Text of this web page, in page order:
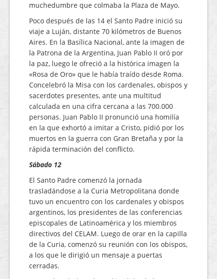
muchedumbre que colmaba la Plaza de Mayo.
Poco después de las 14 el Santo Padre inició su
viaje a Luján, distante 70 kilómetros de Buenos
Aires. En la Basílica Nacional, ante la imagen de
la Patrona de la Argentina, Juan Pablo II oró por
la paz, luego le ofreció a la histórica imagen la
«Rosa de Oro» que le había traído desde Roma.
Concelebró la Misa con los cardenales, obispos y
sacerdotes presentes, ante una multitud
calculada en una cifra cercana a las 700.000
personas. Juan Pablo II pronunció una homilía
en la que exhortó a imitar a Cristo, pidió por los
muertos en la guerra con Gran Bretaña y por la
rápida terminación del conflicto.
Sábado 12
El Santo Padre comenzó la jornada
trasladándose a la Curia Metropolitana donde
tuvo un encuentro con los cardenales y obispos
argentinos, los presidentes de las conferencias
episcopales de Latinoamérica y los miembros
directivos del CELAM. Luego de orar en la capilla
de la Curia, comenzó su reunión con los obispos,
a los que le dirigió un mensaje a puertas
cerradas.